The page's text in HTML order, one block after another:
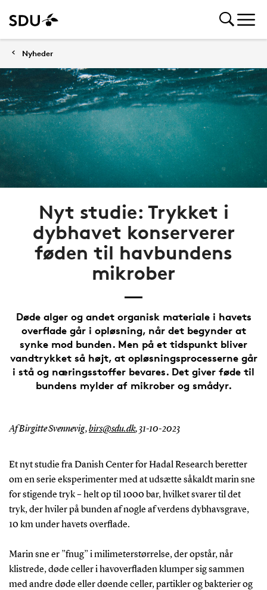
Nyheder
Nyt studie: Trykket i
dybhavet konserverer
føden til havbundens
mikrober
Døde alger og andet organisk materiale i havets
overflade går i opløsning, når det begynder at
synke mod bunden. Men på et tidspunkt bliver
vandtrykket så højt, at opløsningsprocesserne går
i stå og næringsstoffer bevares. Det giver føde til
bundens mylder af mikrober og smådyr.
Af Birgitte Svennevig,birs@sdu.dk, 31-10-2023
Et nyt studie fra Danish Center for Hadal Research beretter
om en serie eksperimenter med at udsætte såkaldt marin sne
for stigende tryk – helt op til 1000 bar, hvilket svarer til det
tryk, der hviler på bunden af nogle af verdens dybhavsgrave,
10 km under havets overflade.
Marin sne er ”fnug” i milimeterstørrelse, der opstår, når
klistrede, døde celler i havoverfladen klumper sig sammen
med andre døde eller døende celler, partikler og bakterier og